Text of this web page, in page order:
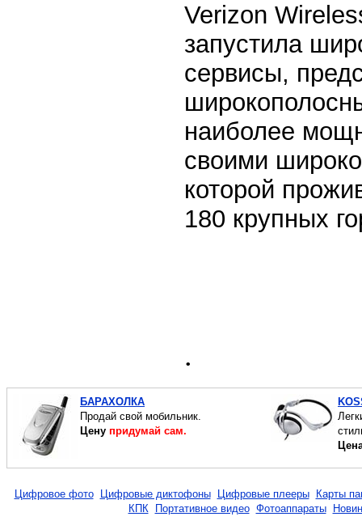
Verizon
запустила
сервисы,
наиболее
своими
которой
180 крупных
.
БАРАХОЛКА
Продай свой мобильник.
Цену придумай сам.
Цифровое фото Цифровые диктофоны Цифровые плееры
Карты
КПК
Портативное видео Фотоаппараты